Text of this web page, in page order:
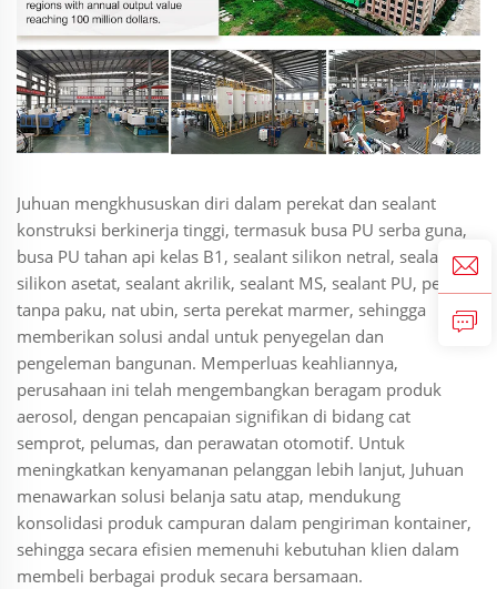
Juhuan mengkhususkan diri dalam perekat dan sealant
konstruksi berkinerja tinggi, termasuk busa PU serba guna,
busa PU tahan api kelas B1, sealant silikon netral, sealant
silikon asetat, sealant akrilik, sealant MS, sealant PU, perekat
tanpa paku, nat ubin, serta perekat marmer, sehingga
memberikan solusi andal untuk penyegelan dan
pengeleman bangunan. Memperluas keahliannya,
perusahaan ini telah mengembangkan beragam produk
aerosol, dengan pencapaian signifikan di bidang cat
semprot, pelumas, dan perawatan otomotif. Untuk
meningkatkan kenyamanan pelanggan lebih lanjut, Juhuan
menawarkan solusi belanja satu atap, mendukung
konsolidasi produk campuran dalam pengiriman kontainer,
sehingga secara efisien memenuhi kebutuhan klien dalam
membeli berbagai produk secara bersamaan.